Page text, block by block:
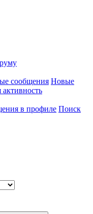
сообщения Новые
активность
в профиле Поиск